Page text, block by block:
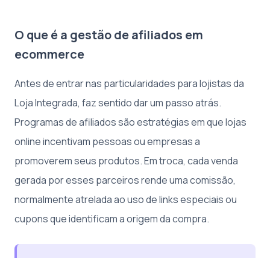
O que é a gestão de afiliados em
ecommerce
Antes de entrar nas particularidades para lojistas da
Loja Integrada, faz sentido dar um passo atrás.
Programas de afiliados são estratégias em que lojas
online incentivam pessoas ou empresas a
promoverem seus produtos. Em troca, cada venda
gerada por esses parceiros rende uma comissão,
normalmente atrelada ao uso de links especiais ou
cupons que identificam a origem da compra.